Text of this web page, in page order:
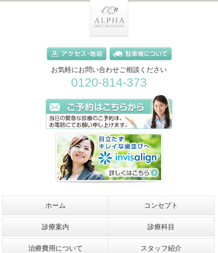
お気軽にお問い合わせご相談ください
0120-814-373
ホーム コンセプト
診療案内 診療科目
治療費用について スタッフ紹介